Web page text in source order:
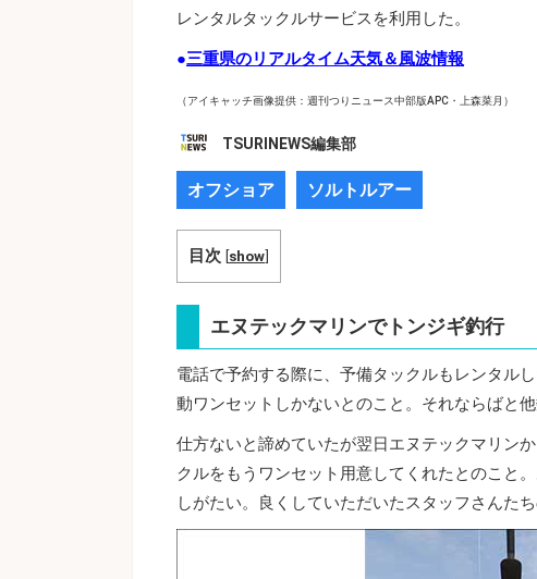
レンタルタックルサービスを利用した。
●三重県のリアルタイム天気＆風波情報
（アイキャッチ画像提供：週刊つりニュース中部版APC・上森菜月）
TSURINEWS編集部
オフショア ソルトルアー
目次 [show]
エヌテックマリンでトンジギ釣行
電話で予約する際に、予備タックルもレンタル
動ワンセットしかないとのこと。それならばと
仕方ないと諦めていたが翌日エヌテックマリン
クルをもうワンセット用意してくれたとのこと
しがたい。良くしていただいたスタッフさんた